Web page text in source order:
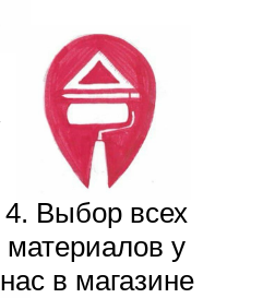
4. Выбор всех
материалов у
нас в магазине